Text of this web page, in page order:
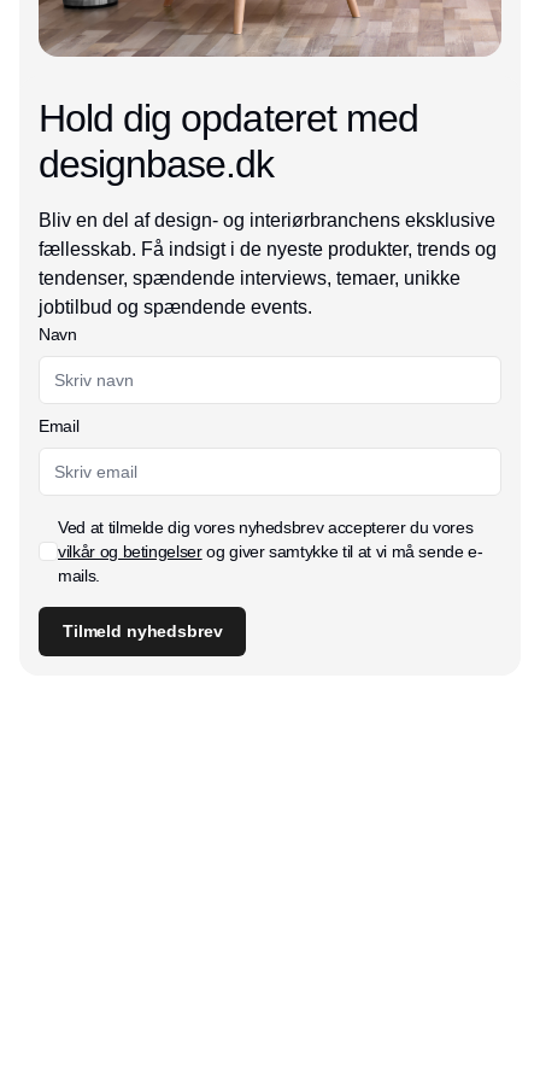
Hold dig opdateret med
designbase.dk
Bliv en del af design- og interiørbranchens eksklusive
fællesskab. Få indsigt i de nyeste produkter, trends og
tendenser, spændende interviews, temaer, unikke
jobtilbud og spændende events.
Navn
Email
Ved at tilmelde dig vores nyhedsbrev accepterer du vores
vilkår og betingelserog giver samtykke til at vi må sende e-
mails.
Tilmeld nyhedsbrev